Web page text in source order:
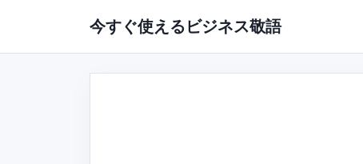
今すぐ使えるビジネス敬語